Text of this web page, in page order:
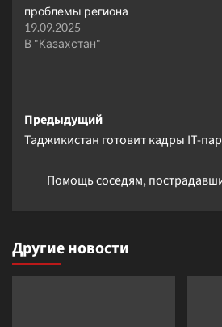
проблемы региона
19.09.2025
В "Казахстан"
Навигация
записи
Предыдущий
Таджикистан готовит кадры IT-
Помощь соседям,
Другие новости